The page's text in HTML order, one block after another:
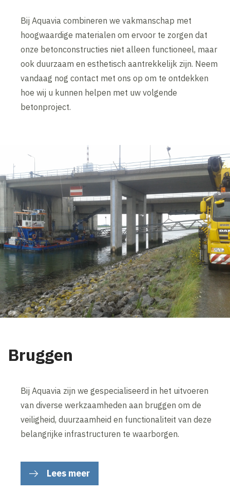
Bij Aquavia combineren we vakmanschap met
hoogwaardige materialen om ervoor te zorgen dat
onze betonconstructies niet alleen functioneel, maar
ook duurzaam en esthetisch aantrekkelijk zijn. Neem
vandaag nog contact met ons op om te ontdekken
hoe wij u kunnen helpen met uw volgende
betonproject.
Bruggen
Bij Aquavia zijn we gespecialiseerd in het uitvoeren
van diverse werkzaamheden aan bruggen om de
veiligheid, duurzaamheid en functionaliteit van deze
belangrijke infrastructuren te waarborgen.
Lees meer